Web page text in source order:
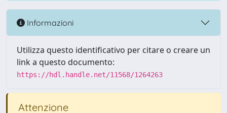
Informazioni
Utilizza questo identificativo per citare o creare un
link a questo documento:
https://hdl.handle.net/11568/1264263
Attenzione